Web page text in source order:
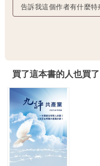
告訴我這個作者有什麼特
買了這本書的人也買了